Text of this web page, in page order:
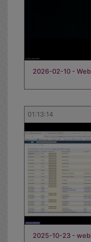
2026-02-10 -
01:13:14
2025-10-23 -